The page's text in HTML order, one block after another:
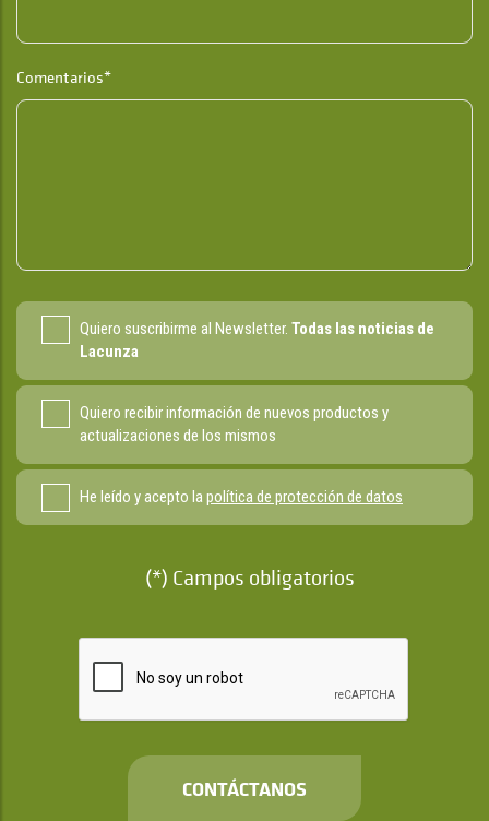
Comentarios*
Quiero suscribirme al Newsletter. Todas las noticias de
Lacunza
Quiero recibir información de nuevos productos y
actualizaciones de los mismos
He leído y acepto lapolítica de protección de datos
(*) Campos obligatorios
CONTÁCTANOS